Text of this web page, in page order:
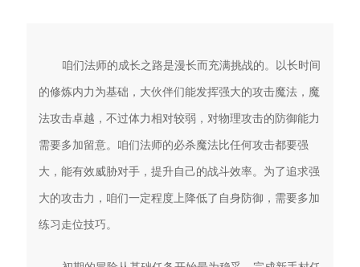
咱们法师的成长之路是漫长而充满挑战的。以长时间
的修炼内力为基础，大伙伴们能发挥强大的攻击魔法，魔
法攻击卓越，不过体力相对较弱，对物理攻击的防御能力
需要多加留意。咱们法师的必杀魔法比任何攻击都要强
大，能有效威胁对手，提升自己的战斗效率。为了追求强
大的攻击力，咱们一定程度上降低了自身防御，需要多加
练习走位技巧。